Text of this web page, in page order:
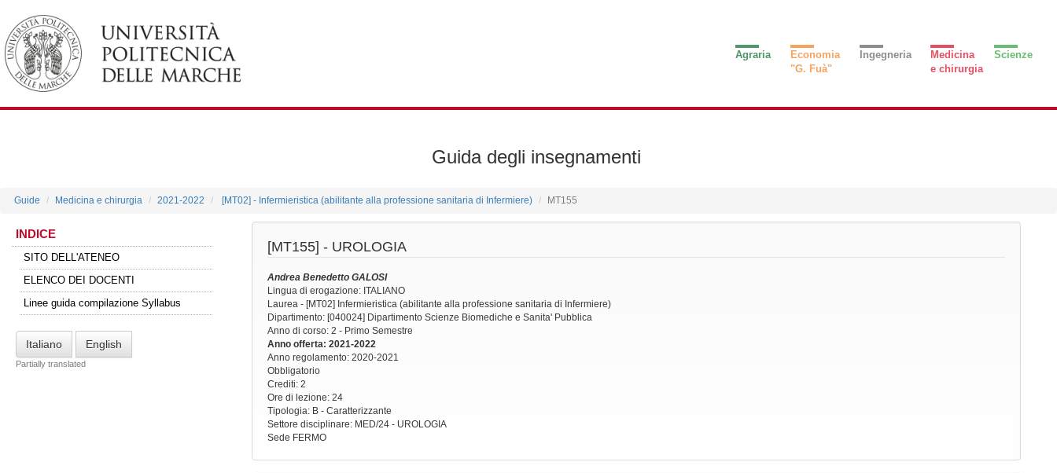
Agraria
Economia
"G. Fuà"
Ingegneria
Medicina
e chirurgia
Scienze
Guida degli insegnamenti
Guide Medicina e chirurgia 2021-2022 [MT02] - Infermieristica (abilitante alla professione sanitaria di Infermiere) MT155
INDICE
SITO DELL'ATENEO
ELENCO DEI DOCENTI
Linee guida compilazione Syllabus
Italiano English
Partially translated
[MT155] - UROLOGIA
Andrea Benedetto GALOSI
Lingua di erogazione: ITALIANO
Laurea - [MT02] Infermieristica (abilitante alla professione sanitaria di Infermiere)
Dipartimento: [040024] Dipartimento Scienze Biomediche e Sanita' Pubblica
Anno di corso: 2 - Primo Semestre
Anno offerta: 2021-2022
Anno regolamento: 2020-2021
Obbligatorio
Crediti: 2
Ore di lezione: 24
Tipologia: B - Caratterizzante
Settore disciplinare: MED/24 - UROLOGIA
Sede FERMO